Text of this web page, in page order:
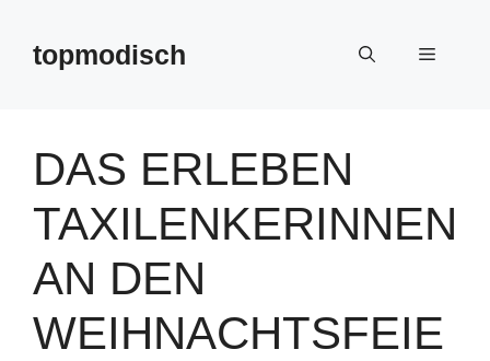
springentopmodisch Menü
DAS ERLEBEN
TAXILENKERINNEN
AN DEN
WEIHNACHTSFEIE